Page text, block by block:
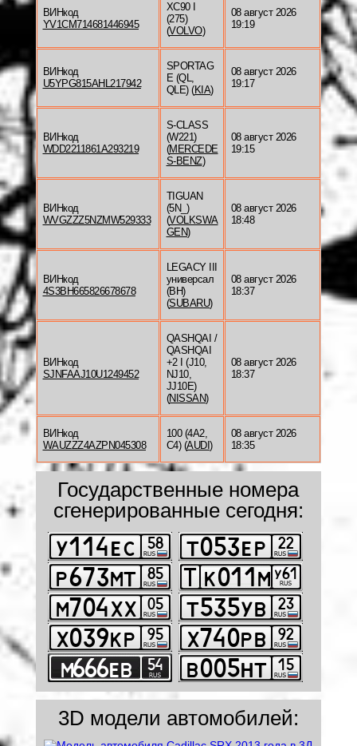
ВИНкод
YV1CM714681446945
XC90 I
(275)
(VOLVO)
08 август 2026
19:19
ВИНкод
U5YPG815AHL217942
SPORTAG
E (QL,
QLE) (KIA)
08 август 2026
19:17
ВИНкод
WDD2211861A293219
S-CLASS
(W221)
(MERCEDE
S-BENZ)
08 август 2026
19:15
ВИНкод
WVGZZZ5NZMW529333
TIGUAN
(5N_)
(VOLKSWA
GEN)
08 август 2026
18:48
ВИНкод
4S3BH665826678678
LEGACY III
универсал
(BH)
(SUBARU)
08 август 2026
18:37
ВИНкод
SJNFAAJ10U1249452
QASHQAI /
QASHQAI
+2 I (J10,
NJ10,
JJ10E)
(NISSAN)
08 август 2026
18:37
ВИНкод
WAUZZZ4AZPN045308
100 (4A2,
C4) (AUDI )
08 август 2026
18:35
Государственные номера
сгенерированные сегодня:
3D модели автомобилей: